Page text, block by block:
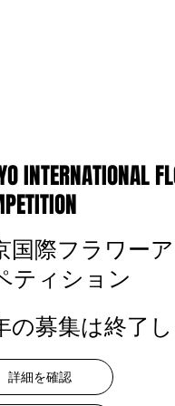
INTERNATIONAL
国際フラワー
ティション
の募集は終了し
詳細を確認